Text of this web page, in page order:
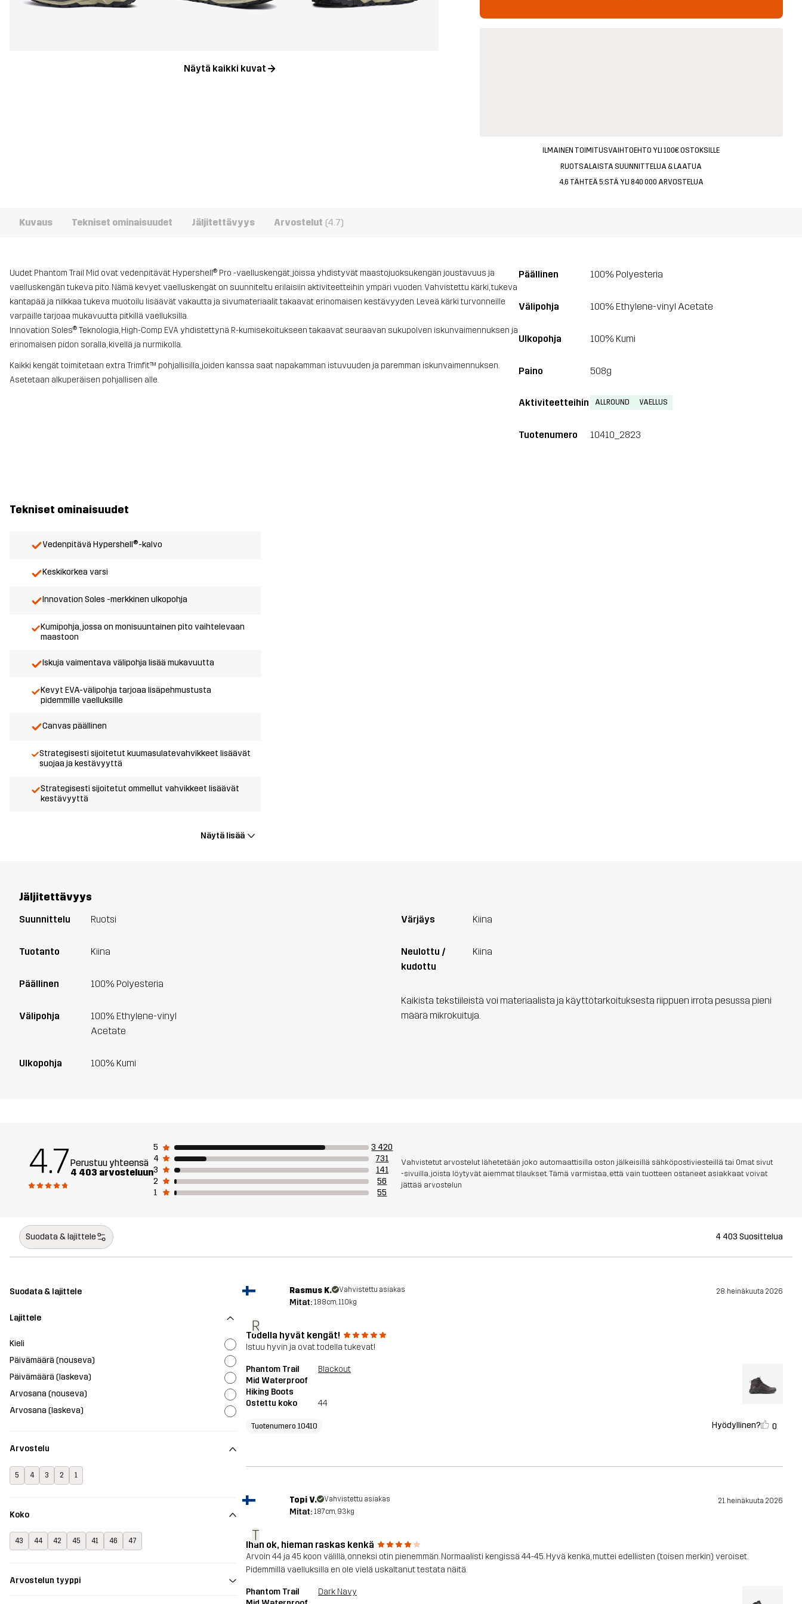
Näytä kaikki kuvat
ILMAINEN TOIMITUSVAIHTOEHTO YLI 100€ OSTOKSILLE
RUOTSALAISTA SUUNNITTELUA & LAATUA
4,6 TÄHTEÄ 5:STÄ YLI 840 000 ARVOSTELUA
Kuvaus Tekniset ominaisuudet Jäljitettävyys Arvostelut (4.7)
Uudet Phantom Trail Mid ovat vedenpitävät Hypershell® Pro -vaelluskengät, joissa yhdistyvät maastojuoksukengän joustavuus ja
vaelluskengän tukeva pito. Nämä kevyet vaelluskengät on suunniteltu erilaisiin aktiviteetteihin ympäri vuoden. Vahvistettu kärki, tukeva
kantapää ja nilkkaa tukeva muotoilu lisäävät vakautta ja sivumateriaalit takaavat erinomaisen kestävyyden. Leveä kärki turvonneille
varpaille tarjoaa mukavuutta pitkillä vaelluksilla.
Innovation Soles® Teknologia, High-Comp EVA yhdistettynä R-kumisekoitukseen takaavat seuraavan sukupolven iskunvaimennuksen ja
erinomaisen pidon soralla, kivellä ja nurmikolla.
Kaikki kengät toimitetaan extra Trimfit™ pohjallisilla, joiden kanssa saat napakamman istuvuuden ja paremman iskunvaimennuksen.
Asetetaan alkuperäisen pohjallisen alle.
Päällinen 100% Polyesteria
Välipohja 100% Ethylene-vinyl Acetate
Ulkopohja 100% Kumi
Paino 508g
Aktiviteetteihin ALLROUND VAELLUS
Tuotenumero 10410_2823
Tekniset ominaisuudet
Vedenpitävä Hypershell®-kalvo
Keskikorkea varsi
Innovation Soles -merkkinen ulkopohja
Kumipohja, jossa on monisuuntainen pito vaihtelevaan
maastoon
Iskuja vaimentava välipohja lisää mukavuutta
Kevyt EVA-välipohja tarjoaa lisäpehmustusta
pidemmille vaelluksille
Canvas päällinen
Strategisesti sijoitetut kuumasulatevahvikkeet lisäävät
suojaa ja kestävyyttä
Strategisesti sijoitetut ommellut vahvikkeet lisäävät
kestävyyttä
Näytä lisää
Jäljitettävyys
Suunnittelu Ruotsi
Tuotanto Kiina
Päällinen 100% Polyesteria
Välipohja
100% Ethylene-vinyl
Acetate
Ulkopohja 100% Kumi
Värjäys Kiina
Neulottu /
kudottu
Kiina
Kaikista tekstiileistä voi materiaalista ja käyttötarkoituksesta riippuen irrota pesussa pieni
määrä mikrokuituja.
4.7Perustuu yhteensä
4 403 arvosteluun
5
3 420
4
731
3
141
2
56
1
55
Vahvistetut arvostelut lähetetään joko automaattisilla oston jälkeisillä sähköpostiviesteillä tai Omat sivut
-sivuilla, joista löytyvät aiemmat tilaukset. Tämä varmistaa, että vain tuotteen ostaneet asiakkaat voivat
jättää arvostelun
Suodata & lajittele 4 403 Suosittelua
Suodata & lajittele
Lajittele
Kieli
Päivämäärä (nouseva)
Päivämäärä (laskeva)
Arvosana (nouseva)
Arvosana (laskeva)
Arvostelu
5 4 3 2 1
Koko
43 44 42 45 41 46 47
Arvostelun tyyppi
R
Rasmus K. Vahvistettu asiakas 28. heinäkuuta 2026
Mitat: 188cm, 110kg
Todella hyvät kengät!
Istuu hyvin ja ovat todella tukevat!
Phantom Trail
Mid Waterproof
Hiking Boots
Blackout
Ostettu koko 44
Tuotenumero 10410 Hyödyllinen? 0
T
Topi V. Vahvistettu asiakas 21. heinäkuuta 2026
Mitat: 187cm, 93kg
Ihan ok, hieman raskas kenkä
Arvoin 44 ja 45 koon välillä, onneksi otin pienemmän. Normaalisti kengissä 44-45. Hyvä kenkä, muttei edellisten (toisen merkin) veroiset.
Pidemmillä vaelluksilla en ole vielä uskaltanut testata näitä.
Phantom Trail
Dark Navy